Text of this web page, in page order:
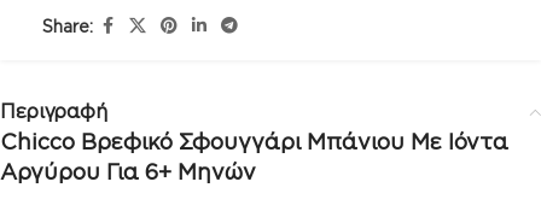
Share:
Περιγραφή
Chicco Βρεφικό Σφουγγάρι Μπάνιου Με Ιόντα
Αργύρου Για 6+ Μηνών